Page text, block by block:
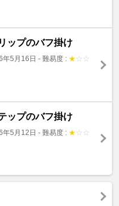
ップのバフ掛け
年5月16日 - 難易度 : ★ ☆ ☆
ップのバフ掛け
年5月12日 - 難易度 : ★ ☆ ☆